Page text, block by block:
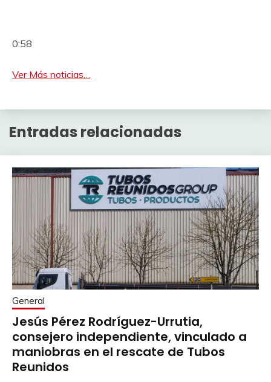
0:58
Ver Más noticias…
Entradas relacionadas
General
Jesús Pérez Rodríguez-Urrutia,
consejero independiente, vinculado a
maniobras en el rescate de Tubos
Reunidos